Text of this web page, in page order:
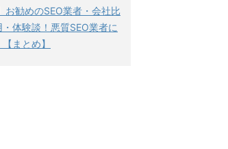
お勧めのSEO業者・会社比
体験談！悪質SEO業者に
まとめ】